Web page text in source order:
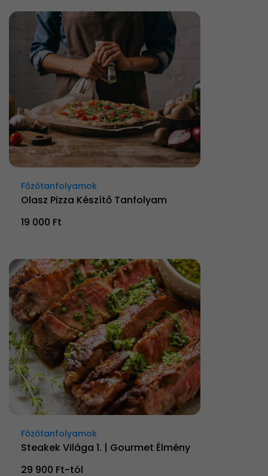
Főzőtanfolyamok
Olasz Pizza Készítő Tanfolyam
19 000 Ft
Főzőtanfolyamok
Steakek Világa 1. | Gourmet Élmény
29 900 Ft-tól